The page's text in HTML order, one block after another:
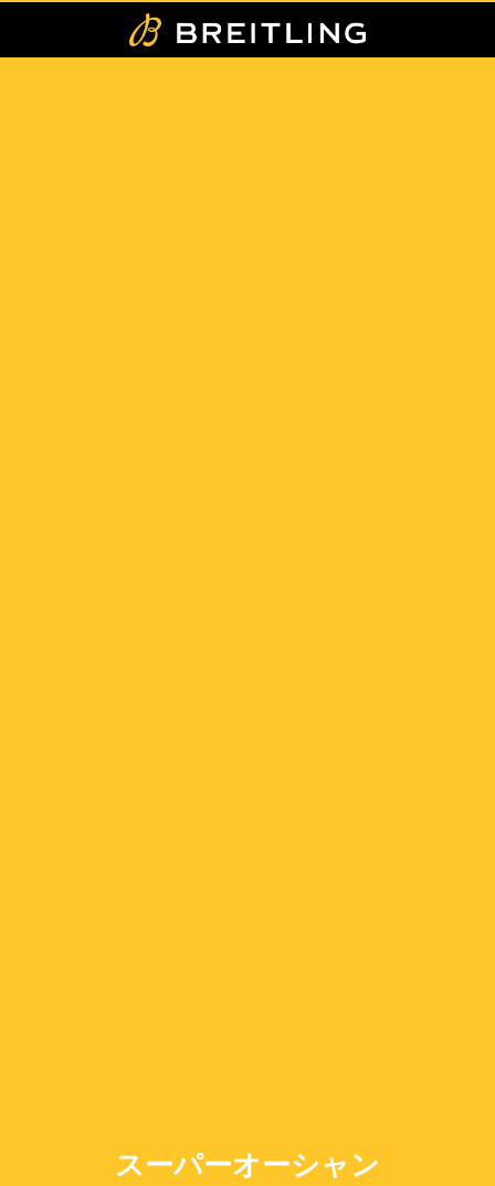
スーパーオーシャン